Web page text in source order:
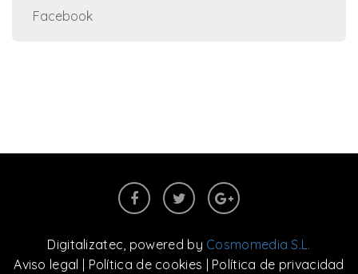
Facebook
Digitalizatec, powered by Cosmomedia S.L.
Aviso legal
Política de cookies Política de privacidad